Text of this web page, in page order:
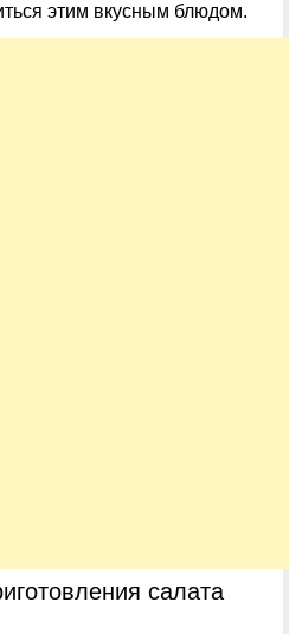
этим вкусным блюдом.
салата